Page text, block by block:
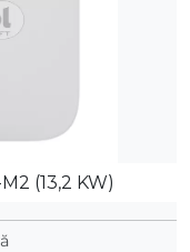
(13,2 KW)